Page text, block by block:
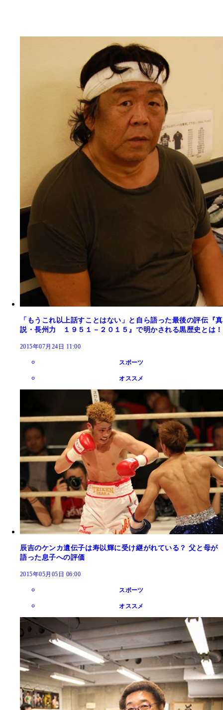
「もうこれ以上話すことはない」と自ら語った最後の評伝『真
説・長州力 １９５１－２０１５』で明かされる黒歴史とは！
2015年07月24日 11:00
スポーツ
オススメ
辰吉のケンカ遺伝子は寿以輝に受け継がれている？ 父と母が
語った息子への評価
2015年05月05日 06:00
スポーツ
オススメ